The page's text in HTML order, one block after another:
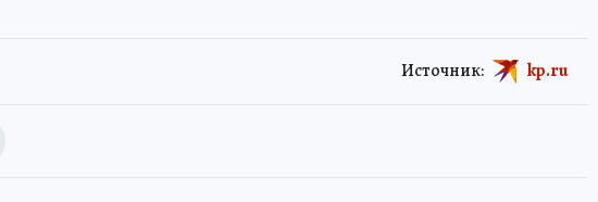
Источник: kp.ru